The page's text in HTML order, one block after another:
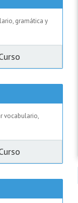
gramática y
vocabulario,